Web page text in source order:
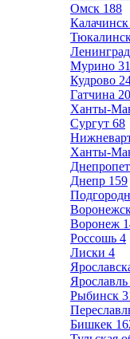
Омск 188
Калачинск
Мурино 31
Кудрово
Гатчина 20
Ханты-
Сургут 68
Ханты-
Днепр 159
Воронеж
Россошь 4
Лиски 4
Ярославль
Рыбинск
Бишкек